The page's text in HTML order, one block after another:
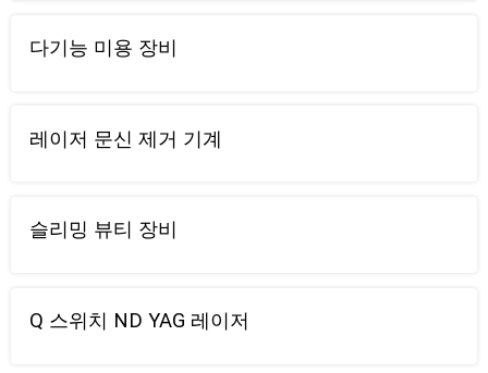
다기능 미용 장비
레이저 문신 제거 기계
슬리밍 뷰티 장비
Q 스위치 ND YAG 레이저